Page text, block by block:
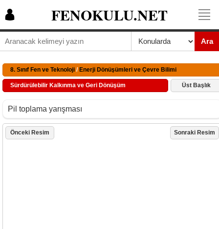
FENOKULU.NET
Ara
8. Sınıf Fen ve Teknoloji / Enerji Dönüşümleri ve Çevre Bilimi
Sürdürülebilir Kalkınma ve Geri Dönüşüm Üst Başlık
Pil toplama yarışması
Önceki Resim Sonraki Resim